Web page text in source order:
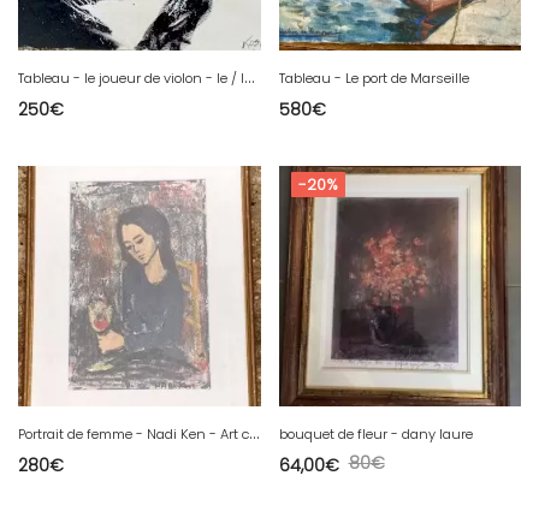
T
ableau - le joueur de violon - le / la violoniste
250€
Tableau - Le port de Marseille
580€
P
ortrait de femme - Nadi Ken - Art contemporain
280€
-20%
bouquet de fleur - dany laure
80€
64,00€